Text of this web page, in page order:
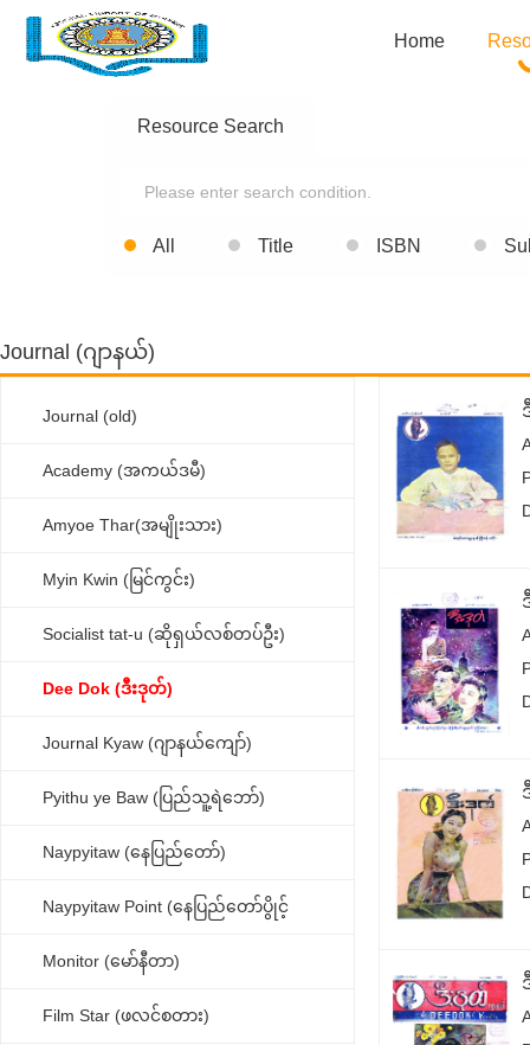
Home
Resource Search
All Title ISBN
Journal (ဂျာနယ်)
Journal (old)
Academy (အကယ်ဒမီ)
Amyoe Thar(အမျိုးသား)
Myin Kwin (မြင်ကွင်း)
Socialist tat-u (ဆိုရှယ်လစ်တပ်ဦး)
Dee Dok (ဒီးဒုတ်)
Journal Kyaw (ဂျာနယ်ကျော်)
Pyithu ye Baw (ပြည်သူ့ရဲဘော်)
Naypyitaw (နေပြည်တော်)
Naypyitaw Point (နေပြည်တော်ပွိုင့်
Monitor (မော်နီတာ)
Film Star (ဖလင်စတား)